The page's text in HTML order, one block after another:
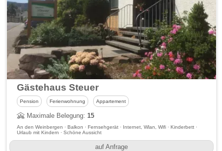
Gästehaus Steuer
Pension Ferienwohnung Appartement
Maximale Belegung:15
An den Weinbergen · Balkon · Fernsehgerät · Internet, Wlan, Wifi · Kinderbett ·
Urlaub mit Kindern · Schöne Aussicht
auf Anfrage